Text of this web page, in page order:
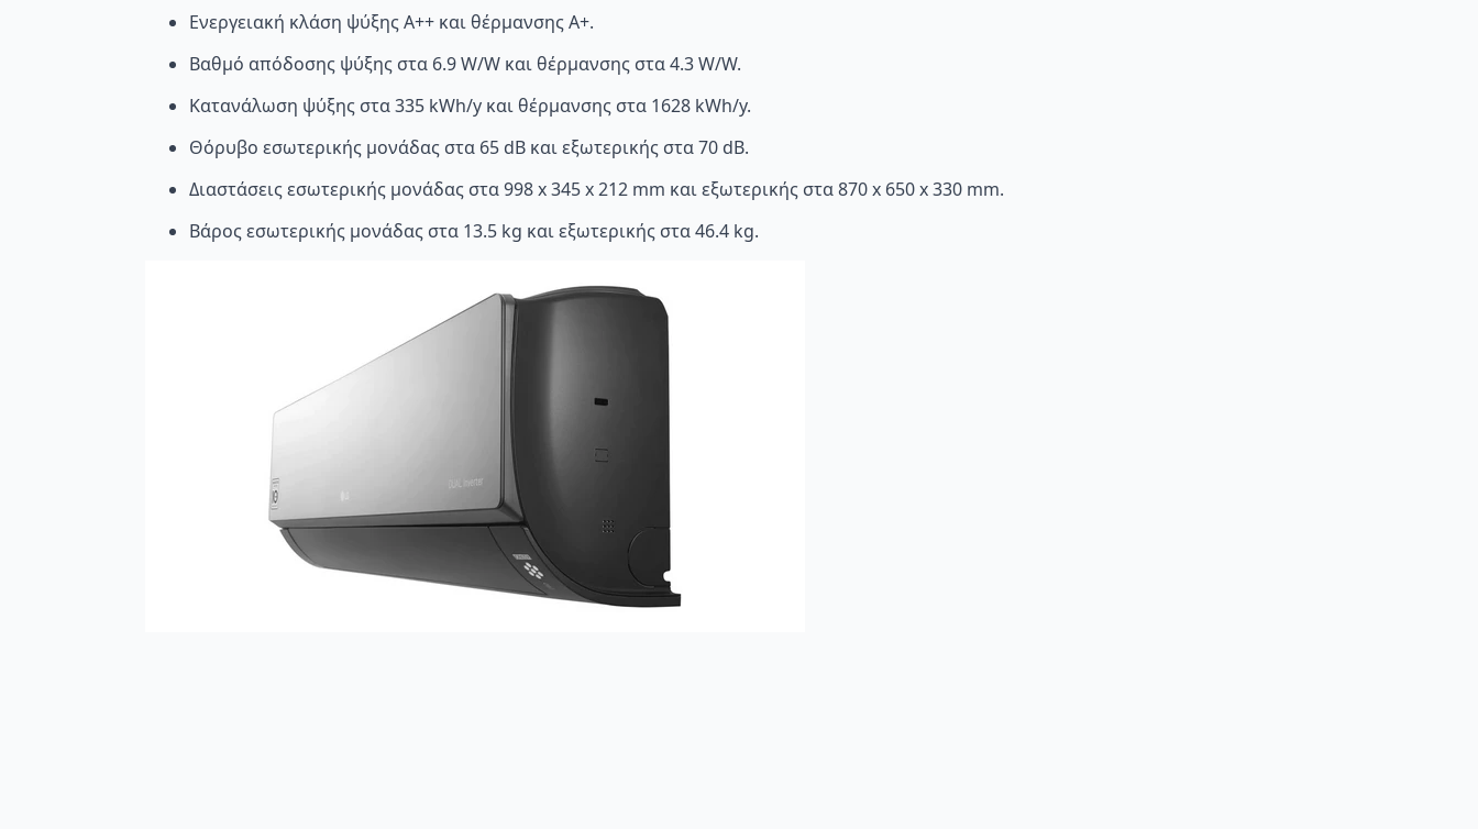
Ενεργειακή κλάση ψύξης A++ και θέρμανσης A+.
Βαθμό απόδοσης ψύξης στα 6.9 W/W και θέρμανσης στα 4.3 W/W.
Κατανάλωση ψύξης στα 335 kWh/y και θέρμανσης στα 1628 kWh/y.
Θόρυβο εσωτερικής μονάδας στα 65 dB και εξωτερικής στα 70 dB.
Διαστάσεις εσωτερικής μονάδας στα 998 x 345 x 212 mm και εξωτερικής στα 870 x 650 x 330 mm.
Βάρος εσωτερικής μονάδας στα 13.5 kg και εξωτερικής στα 46.4 kg.